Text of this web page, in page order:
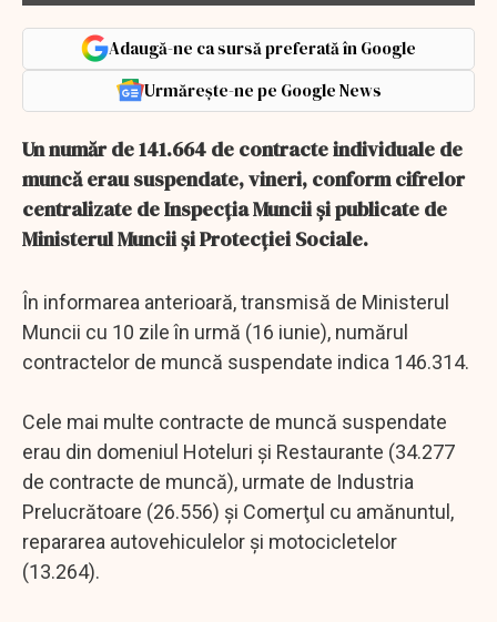
Adaugă-ne ca sursă preferată în Google
Urmărește-ne pe Google News
Un număr de 141.664 de contracte individuale de
muncă erau suspendate, vineri, conform cifrelor
centralizate de Inspecţia Muncii şi publicate de
Ministerul Muncii şi Protecţiei Sociale.
În informarea anterioară, transmisă de Ministerul
Muncii cu 10 zile în urmă (16 iunie), numărul
contractelor de muncă suspendate indica 146.314.
Cele mai multe contracte de muncă suspendate
erau din domeniul Hoteluri şi Restaurante (34.277
de contracte de muncă), urmate de Industria
Prelucrătoare (26.556) şi Comerţul cu amănuntul,
repararea autovehiculelor şi motocicletelor
(13.264).